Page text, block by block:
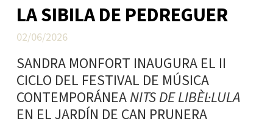
LA SIBILA DE PEDREGUER
02/06/2026
SANDRA MONFORT INAUGURA EL II
CICLO DEL FESTIVAL DE MÚSICA
CONTEMPORÁNEANITS DE LIBÈL·LULA
EN EL JARDÍN DE CAN PRUNERA